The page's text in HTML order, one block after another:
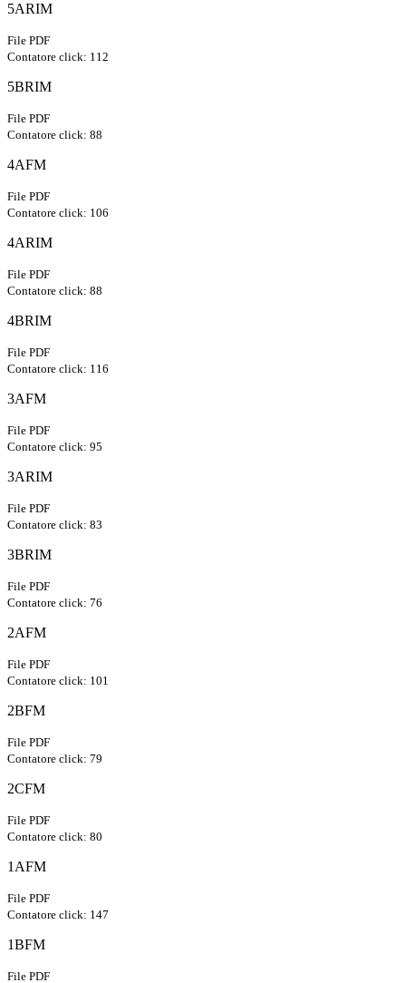
5ARIM
File PDF
Contatore click: 112
5BRIM
File PDF
Contatore click: 88
4AFM
File PDF
Contatore click: 106
4ARIM
File PDF
Contatore click: 88
4BRIM
File PDF
Contatore click: 116
3AFM
File PDF
Contatore click: 95
3ARIM
File PDF
Contatore click: 83
3BRIM
File PDF
Contatore click: 76
2AFM
File PDF
Contatore click: 101
2BFM
File PDF
Contatore click: 79
2CFM
File PDF
Contatore click: 80
1AFM
File PDF
Contatore click: 147
1BFM
File PDF